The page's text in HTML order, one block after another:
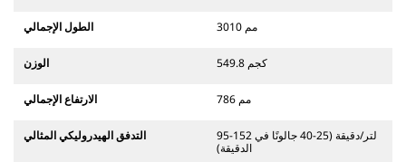
الطول الإجمالي 3010 مم
الوزن 549.8 كجم
الارتفاع الإجمالي 786 مم
التدفق الهيدروليكي المثالي
95-152 لتر/دقيقة (25-40 جالونًا في
الدقيقة)